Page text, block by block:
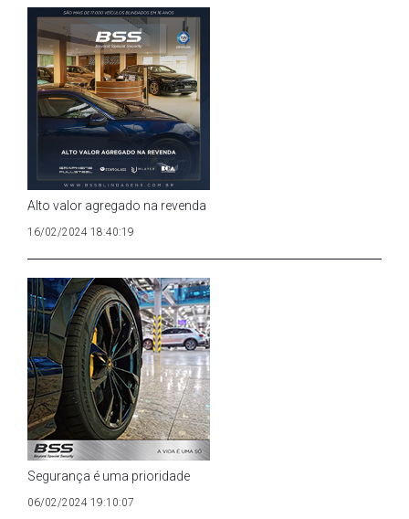
Alto valor agregado na revenda
16/02/2024 18:40:19
Segurança é uma prioridade
06/02/2024 19:10:07